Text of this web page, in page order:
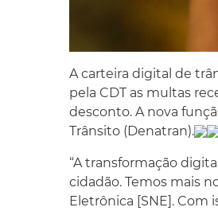
A carteira digital de
pela CDT as multas
desconto. A nova
Trânsito (Denatran).
“A transformação
cidadão. Temos mais
Eletrônica [SNE]. Com